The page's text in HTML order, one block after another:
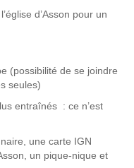
d’Asson pour un
(possibilité de se joindre
seules)
entraînés : ce n’est
une carte IGN
un pique-nique et